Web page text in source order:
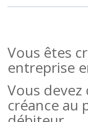
Vous êtes
entreprise
Vous
créance au